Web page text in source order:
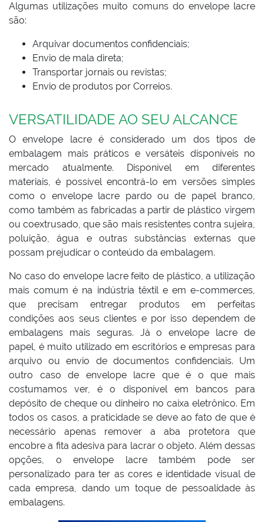
Algumas utilizações muito comuns do envelope lacre
são:
Arquivar documentos confidenciais;
Envio de mala direta;
Transportar jornais ou revistas;
Envio de produtos por Correios.
VERSATILIDADE AO SEU ALCANCE
O envelope lacre é considerado um dos tipos de
embalagem mais práticos e versáteis disponíveis no
mercado atualmente. Disponível em diferentes
materiais, é possível encontrá-lo em versões simples
como o envelope lacre pardo ou de papel branco,
como também as fabricadas a partir de plástico virgem
ou coextrusado, que são mais resistentes contra sujeira,
poluição, água e outras substâncias externas que
possam prejudicar o conteúdo da embalagem.
No caso do envelope lacre feito de plástico, a utilização
mais comum é na indústria têxtil e em e-commerces,
que precisam entregar produtos em perfeitas
condições aos seus clientes e por isso dependem de
embalagens mais seguras. Já o envelope lacre de
papel, é muito utilizado em escritórios e empresas para
arquivo ou envio de documentos confidenciais. Um
outro caso de envelope lacre que é o que mais
costumamos ver, é o disponível em bancos para
depósito de cheque ou dinheiro no caixa eletrônico. Em
todos os casos, a praticidade se deve ao fato de que é
necessário apenas remover a aba protetora que
encobre a fita adesiva para lacrar o objeto. Além dessas
opções, o envelope lacre também pode ser
personalizado para ter as cores e identidade visual de
cada empresa, dando um toque de pessoalidade às
embalagens.